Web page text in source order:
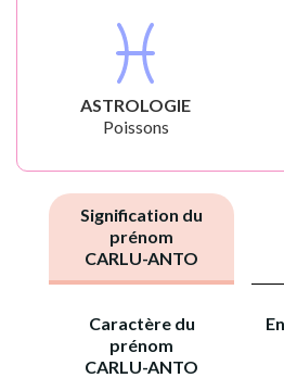
ASTROLOGIE
Poissons
Signification du
prénom
CARLU-ANTO
Caractère du
prénom
CARLU-ANTO